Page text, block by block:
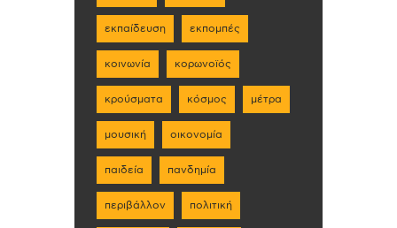
εκπαίδευση εκπομπές
κοινωνία κορωνοϊός
κρούσματα κόσμος μέτρα
μουσική οικονομία
παιδεία πανδημία
περιβάλλον πολιτική